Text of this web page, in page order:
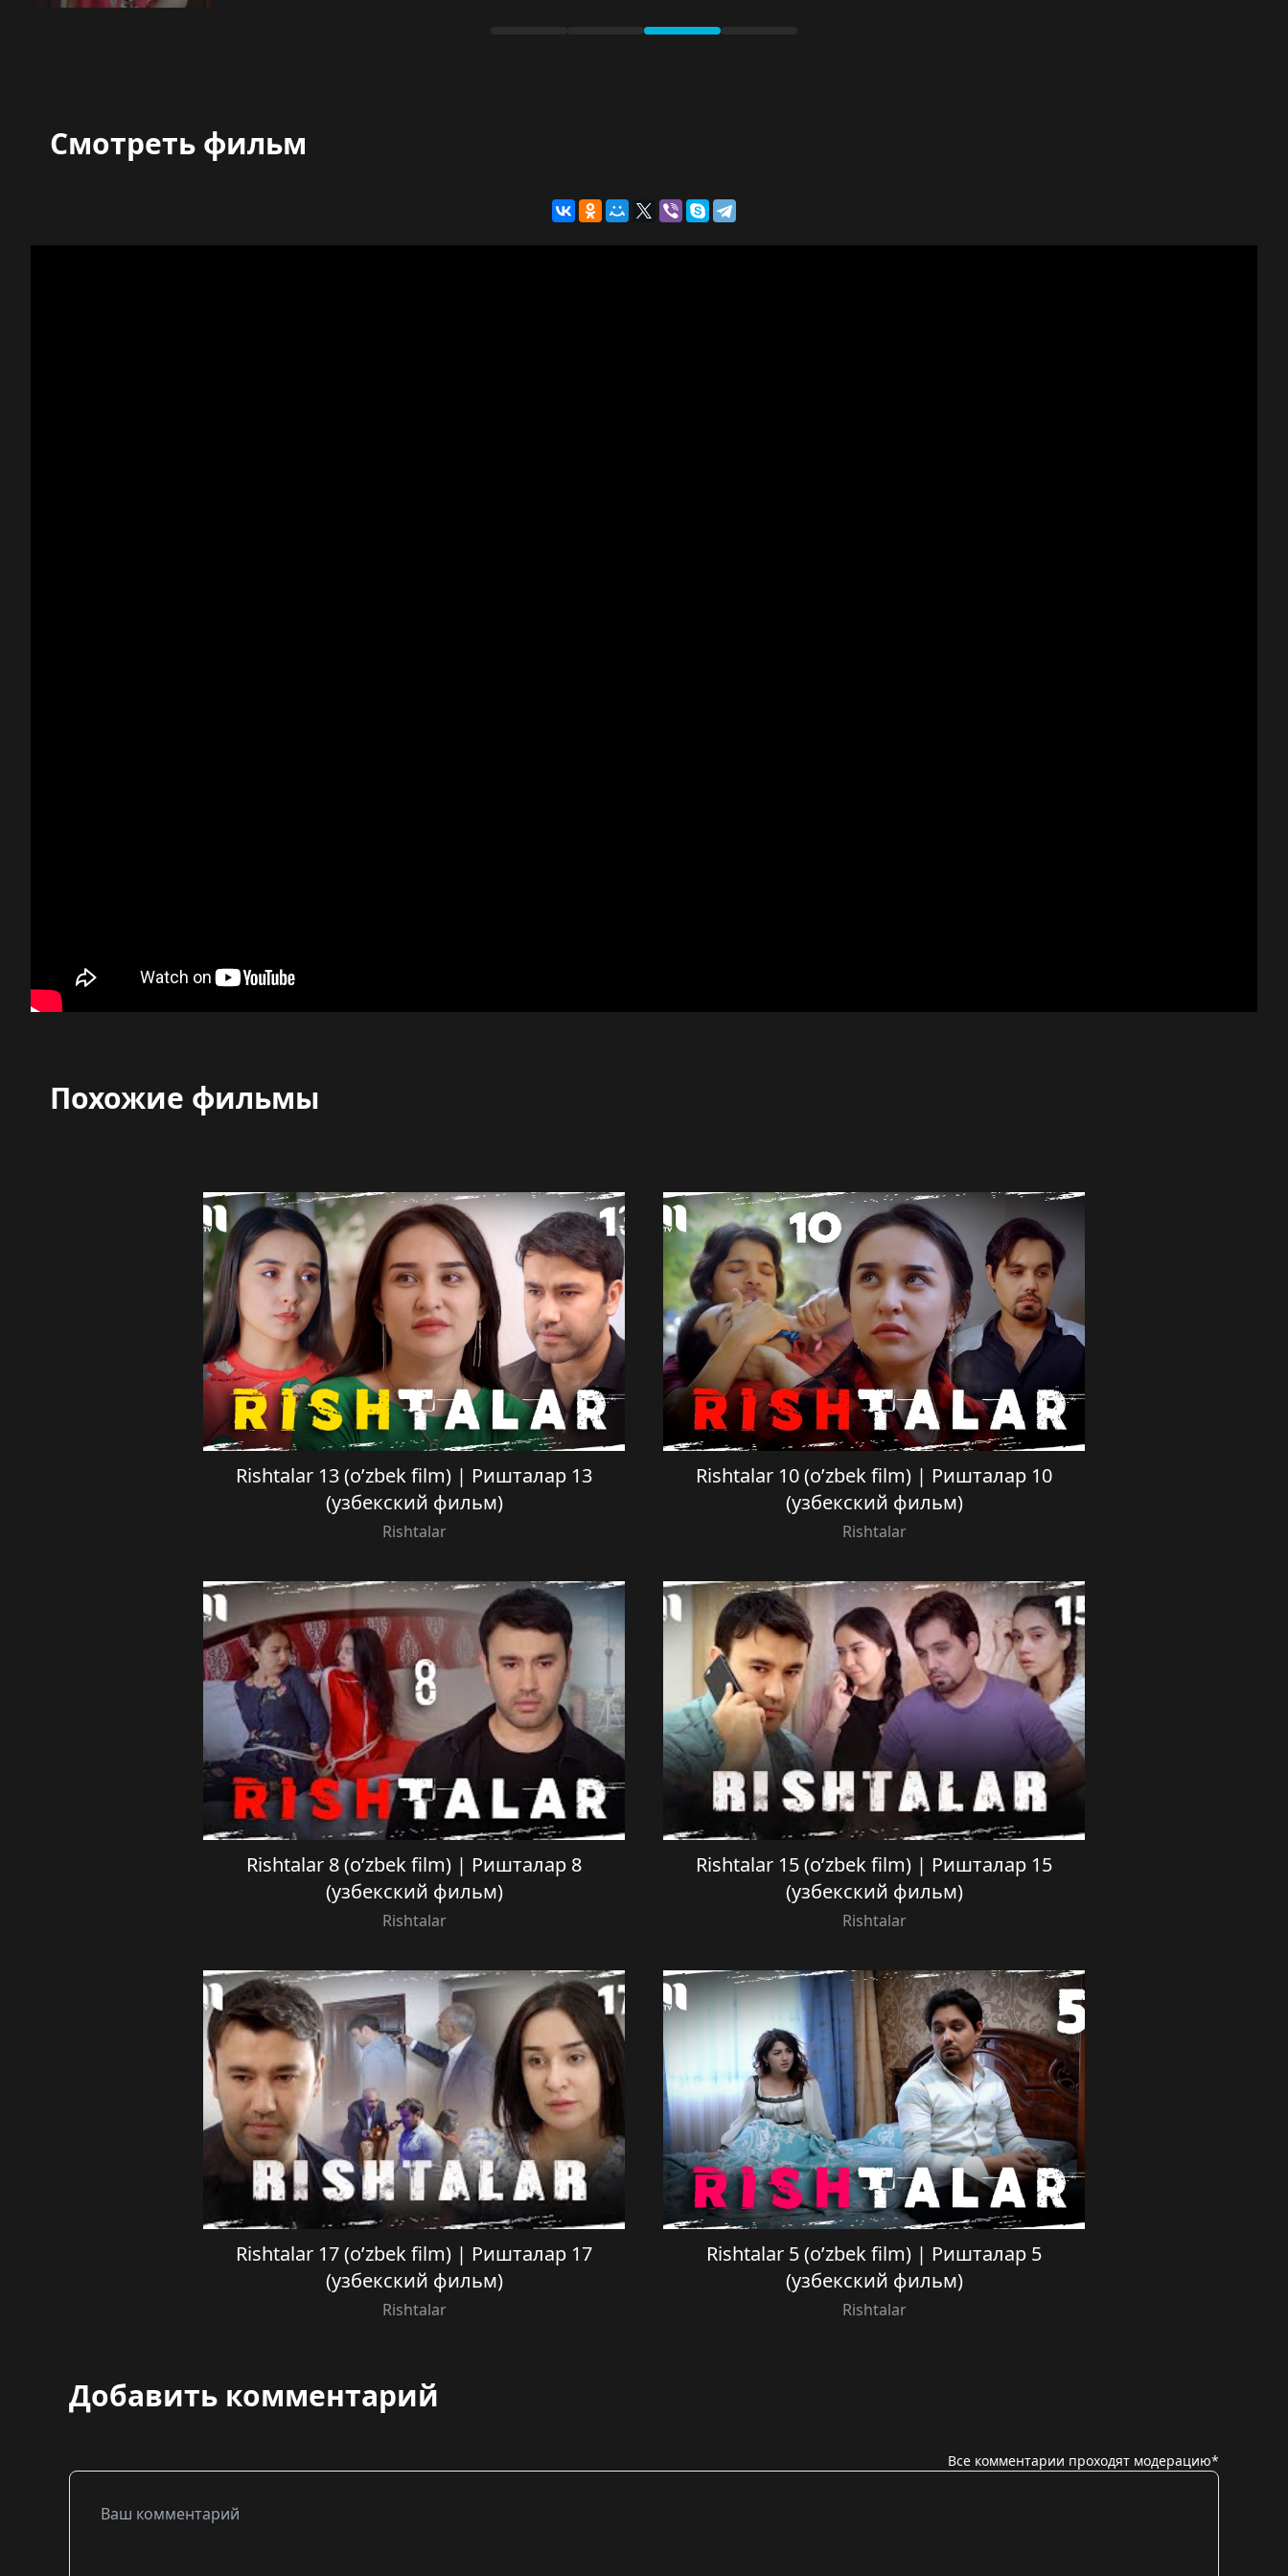
Смотреть фильм
Похожие фильмы
Rishtalar 13 (o’zbek film) | Ришталар 13
(узбекский фильм)
Rishtalar
Rishtalar 10 (o’zbek film) | Ришталар 10
(узбекский фильм)
Rishtalar
Rishtalar 8 (o’zbek film) | Ришталар 8
(узбекский фильм)
Rishtalar
Rishtalar 15 (o’zbek film) | Ришталар 15
(узбекский фильм)
Rishtalar
Rishtalar 17 (o’zbek film) | Ришталар 17
(узбекский фильм)
Rishtalar
Rishtalar 5 (o’zbek film) | Ришталар 5
(узбекский фильм)
Rishtalar
Добавить комментарий
Все комментарии проходят модерацию*